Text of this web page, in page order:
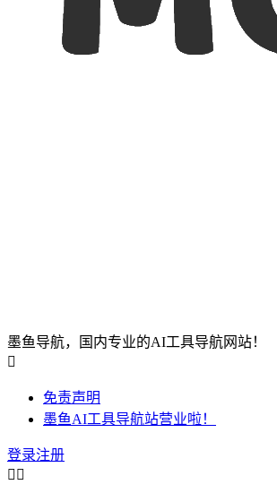
墨鱼导航，国内专业的AI工具导航网站！

免责声明
墨鱼AI工具导航站营业啦！
登录注册
 